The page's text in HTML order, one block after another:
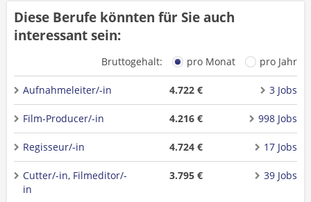
Diese Berufe könnten für Sie auch
interessant sein:
Bruttogehalt: pro Monat pro Jahr
Aufnahmeleiter/-in 4.722 € 3 Jobs
Film-Producer/-in 4.216 € 998 Jobs
Regisseur/-in 4.724 € 17 Jobs
Cutter/-in, Filmeditor/-
in
3.795 € 39 Jobs